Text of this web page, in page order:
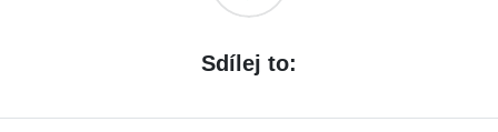
Sdílej to: